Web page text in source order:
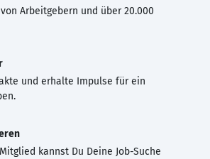
Arbeitgebern und über 20.000
und erhalte Impulse für ein
kannst Du Deine Job-Suche